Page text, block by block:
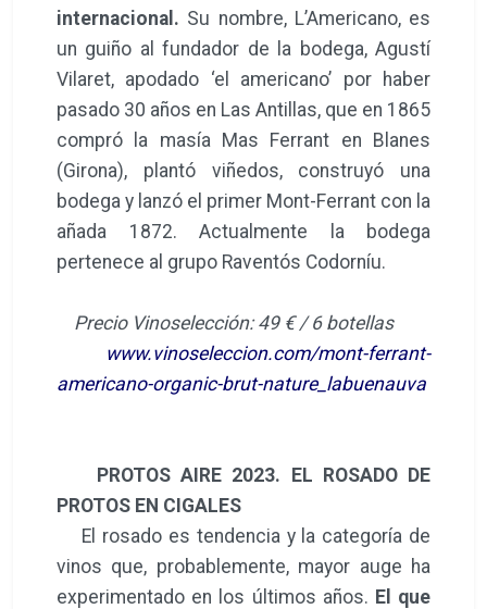
internacional. Su nombre, L’Americano, es
un guiño al fundador de la bodega, Agustí
Vilaret, apodado ‘el americano’ por haber
pasado 30 años en Las Antillas, que en 1865
compró la masía Mas Ferrant en Blanes
(Girona), plantó viñedos, construyó una
bodega y lanzó el primer Mont-Ferrant con la
añada 1872. Actualmente la bodega
pertenece al grupo Raventós Codorníu.
Precio Vinoselección: 49 € / 6 botellas
www.vinoseleccion.com/mont-ferrant-
americano-organic-brut-nature_labuenauva
PROTOS AIRE 2023. EL ROSADO DE
PROTOS EN CIGALES
El rosado es tendencia y la categoría de
vinos que, probablemente, mayor auge ha
experimentado en los últimos años. El que